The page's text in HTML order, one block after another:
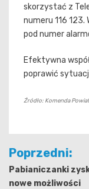
skorzystać z
numeru 116 123.
pod numer
Efektywna
poprawić
Źródło: Komenda
wpisu
Poprzedni:
Pabianiczanki
nowe możliwości